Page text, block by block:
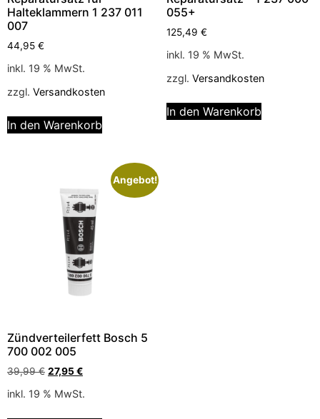
Halteklammern 1 237 011
007
44,95 €
inkl. 19 % MwSt.
zzgl. Versandkosten
In den Warenkorb
055+
125,49 €
inkl. 19 % MwSt.
zzgl. Versandkosten
In den Warenkorb
Angebot!
Zündverteilerfett Bosch 5
700 002 005
39,99€ 27,95€
inkl. 19 % MwSt.